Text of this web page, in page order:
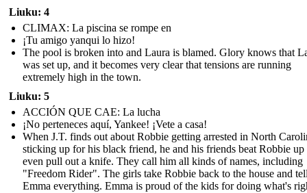
Liuku: 4
CLIMAX: La piscina se rompe en
¡Tu amigo yanqui lo hizo!
The pool is broken into and Laura is blamed. Glory knows that
was set up, and it becomes very clear that tensions are running
extremely high in the town.
Liuku: 5
ACCIÓN QUE CAE: La lucha
¡No perteneces aquí, Yankee! ¡Vete a casa!
When J.T. finds out about Robbie getting arrested in North
sticking up for his black friend, he and his friends beat Robbie up
even pull out a knife. They call him all kinds of names, including
"Freedom Rider". The girls take Robbie back to the house and
Emma everything. Emma is proud of the kids for doing what's